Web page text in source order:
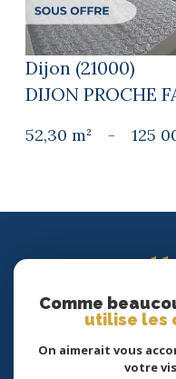
Dijon (21000)
DIJON PROCHE
52,30 m² - 125
Comme
utilise les
On aimerait vous
votre